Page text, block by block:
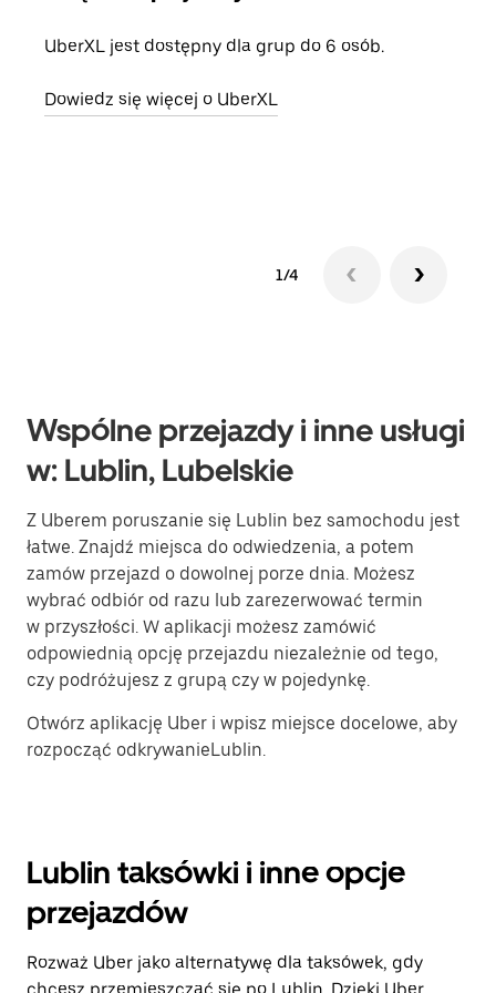
UberXL jest dostępny dla grup do 6 osób.
Dowiedz się więcej o UberXL
1/4
Wspólne przejazdy i inne usługi
w: Lublin, Lubelskie
Z Uberem poruszanie się Lublin bez samochodu jest
łatwe. Znajdź miejsca do odwiedzenia, a potem
zamów przejazd o dowolnej porze dnia. Możesz
wybrać odbiór od razu lub zarezerwować termin
w przyszłości. W aplikacji możesz zamówić
odpowiednią opcję przejazdu niezależnie od tego,
czy podróżujesz z grupą czy w pojedynkę.
Otwórz aplikację Uber i wpisz miejsce docelowe, aby
rozpocząć odkrywanieLublin.
Lublin taksówki i inne opcje
przejazdów
Rozważ Uber jako alternatywę dla taksówek, gdy